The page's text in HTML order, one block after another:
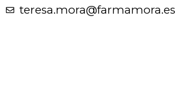
teresa.mora@farmamora.es